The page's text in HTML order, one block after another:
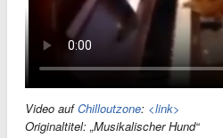
Video aufChilloutzone: <link>
Originaltitel: „Musikalischer Hund“